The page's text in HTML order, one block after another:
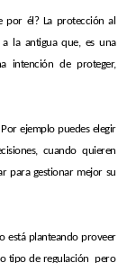
por él? La protección al
la antigua que, es una
intención de proteger,
ejemplo puedes elegir
cuando quieren
para gestionar mejor su
está planteando proveer
tipo de regulación pero